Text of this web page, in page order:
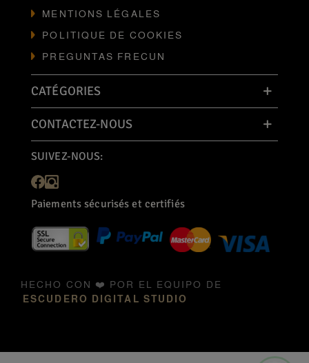
MENTIONS LÉGALES
POLITIQUE DE COOKIES
PREGUNTAS FRECUN
CATÉGORIES
CONTACTEZ-NOUS
SUIVEZ-NOUS:
Paiements sécurisés et certifiés
HECHO CON ❤️ POR EL EQUIPO DE
ESCUDERO DIGITAL STUDIO